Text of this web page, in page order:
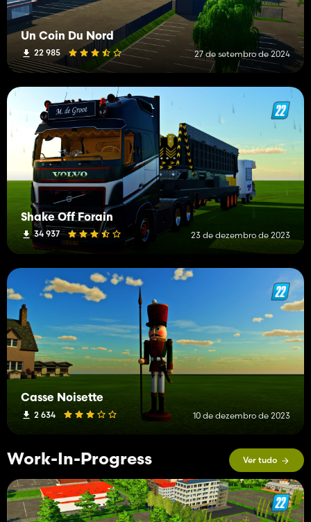
Un Coin Du Nord
22 985 27 de setembro de 2024
Shake Off Forain
34 937 23 de dezembro de 2023
Casse Noisette
2 634 10 de dezembro de 2023
Work-In-Progress Ver tudo